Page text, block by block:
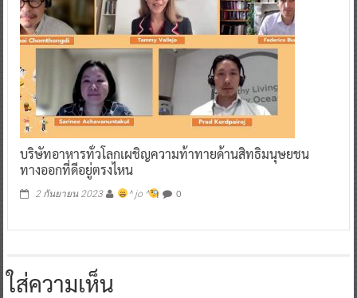
บริษัทอาหารทั่วโลกเผชิญความท้าทายด้านสิทธิมนุษยชน
ทางออกที่ดีอยู่ตรงไหน
2 กันยายน 2023 ^ jo ^ 0
ใส่ความเห็น